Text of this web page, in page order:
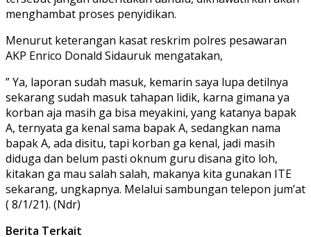
menghambat proses penyidikan.
Menurut keterangan kasat reskrim polres pesawaran
AKP Enrico Donald Sidauruk mengatakan,
” Ya, laporan sudah masuk, kemarin saya lupa detilnya
sekarang sudah masuk tahapan lidik, karna gimana ya
korban aja masih ga bisa meyakini, yang katanya bapak
A, ternyata ga kenal sama bapak A, sedangkan nama
bapak A, ada disitu, tapi korban ga kenal, jadi masih
diduga dan belum pasti oknum guru disana gito loh,
kitakan ga mau salah salah, makanya kita gunakan ITE
sekarang, ungkapnya. Melalui sambungan telepon jum’at
( 8/1/21). (Ndr)
Berita Terkait